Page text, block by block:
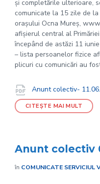
și completările ulterioare,
comunicate la 15 zile de
orașului Ocna Mureș,
afișierul central al
începând de astăzi 11
– lista persoanelor fizice
plicuri cu comunicări au
Documente
Anunt colectiv-
CITEȘTE MAI MULT
Anunt colectiv
în COMUNICATE SERVICIUL